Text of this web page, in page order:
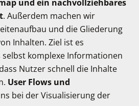
und ein nachvollziehbares
. Außerdem machen wir
und die Gliederung
Inhalten. Ziel ist es
komplexe Informationen
Nutzer schnell die Inhalte
User Flows und
bei der Visualisierung der